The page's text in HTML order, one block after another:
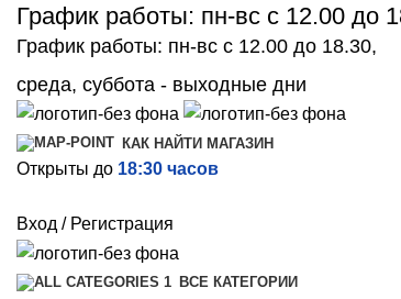
График работы: пн-вс с 12.00 до
График работы: пн-вс с 12.00 до 18.30,
среда, суббота - выходные дни
КАК НАЙТИ МАГАЗИН
Открыты до 18:30 часов
Вход / Регистрация
ВСЕ КАТЕГОРИИ